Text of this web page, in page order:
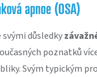
apnoe (OSA)
důsledky
poznatků
Svým typickým